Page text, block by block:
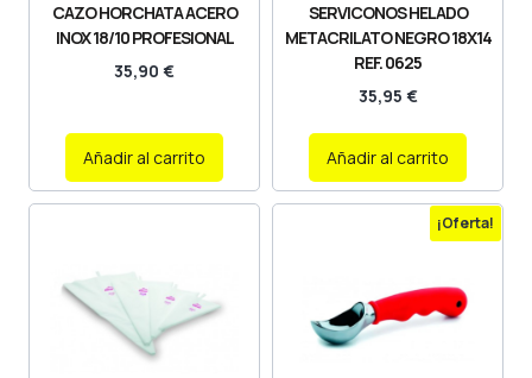
CAZO HORCHATA ACERO
INOX 18/10 PROFESIONAL
35,90 €
Añadir al carrito
SERVICONOS HELADO
METACRILATO NEGRO 18X14
REF. 0625
35,95 €
Añadir al carrito
¡Oferta!